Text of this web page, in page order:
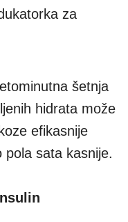
za
šetnja
hidrata može
efikasnije
pola sata kasnije.